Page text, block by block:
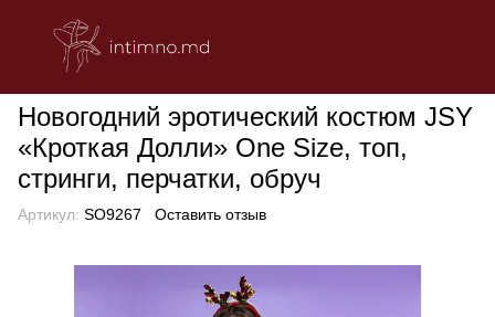
Новогодний эротический костюм JSY
«Кроткая Долли» One Size, топ,
стринги, перчатки, обруч
Артикул: SO9267 Оставить отзыв